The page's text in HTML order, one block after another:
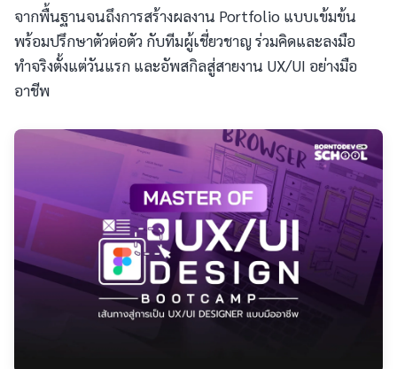
จากพื้นฐานจนถึงการสร้างผลงาน Portfolio แบบเข้มข้น
พร้อมปรึกษาตัวต่อตัว กับทีมผู้เชี่ยวชาญ ร่วมคิดและลงมือ
ทำจริงตั้งแต่วันแรก และอัพสกิลสู่สายงาน UX/UI อย่างมือ
อาชีพ